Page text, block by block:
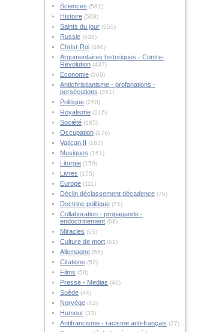
Sciences (581)
Histoire(568)
Saints du jour(555)
Russie(538)
Christ-Roi(460)
Argumentaires historiques - Contre-
Révolution(437)
Economie(369)
Antichristianisme - profanations -
persécutions (351)
Politique(290)
Royalisme(216)
Société(185)
Occupation(176)
Vatican II (163)
Musiques (161)
Liturgie(159)
Livres (155)
Europe(111)
Déclin déclassement décadence(75)
Doctrine politique(71)
Collaboration - propagande -
endoctrinement(68)
Miracles (65)
Culture de mort(61)
Allemagne(55)
Citations (52)
Films (50)
Presse - Medias (46)
Suède(44)
Norvège(42)
Humour(33)
Antifrancisme - racisme anti-français (27)